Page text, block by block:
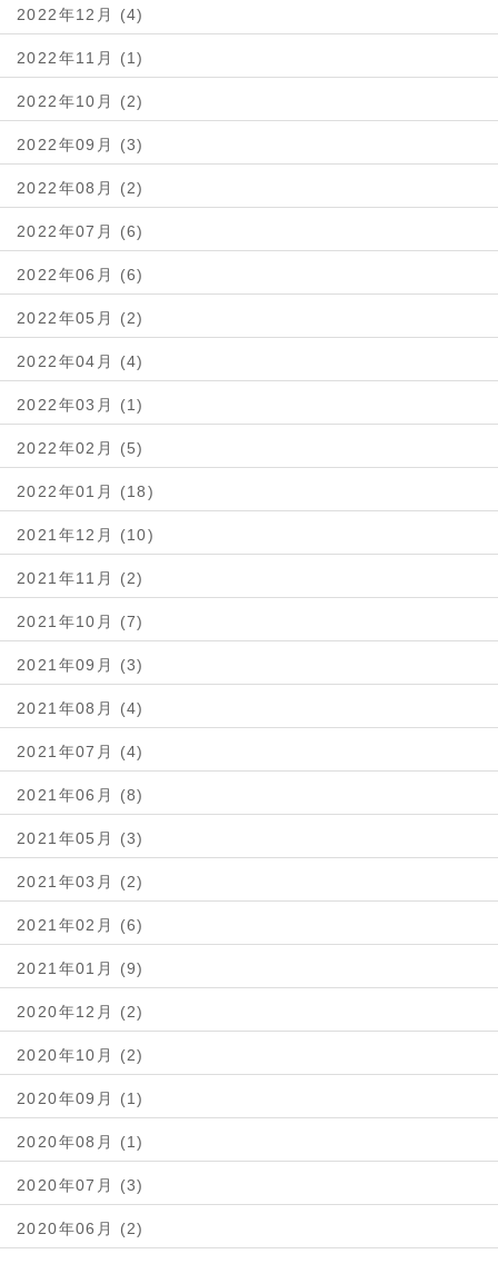
2022年12月 (4)
2022年11月 (1)
2022年10月 (2)
2022年09月 (3)
2022年08月 (2)
2022年07月 (6)
2022年06月 (6)
2022年05月 (2)
2022年04月 (4)
2022年03月 (1)
2022年02月 (5)
2022年01月 (18)
2021年12月 (10)
2021年11月 (2)
2021年10月 (7)
2021年09月 (3)
2021年08月 (4)
2021年07月 (4)
2021年06月 (8)
2021年05月 (3)
2021年03月 (2)
2021年02月 (6)
2021年01月 (9)
2020年12月 (2)
2020年10月 (2)
2020年09月 (1)
2020年08月 (1)
2020年07月 (3)
2020年06月 (2)